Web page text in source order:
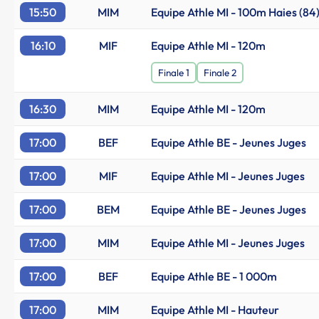
15:50 MIM Equipe Athle MI - 100m Haies (84)
16:10 MIF Equipe Athle MI - 120m
Finale 1 Finale 2
16:30 MIM Equipe Athle MI - 120m
17:00 BEF Equipe Athle BE - Jeunes Juges
17:00 MIF Equipe Athle MI - Jeunes Juges
17:00 BEM Equipe Athle BE - Jeunes Juges
17:00 MIM Equipe Athle MI - Jeunes Juges
17:00 BEF Equipe Athle BE - 1 000m
17:00 MIM Equipe Athle MI - Hauteur